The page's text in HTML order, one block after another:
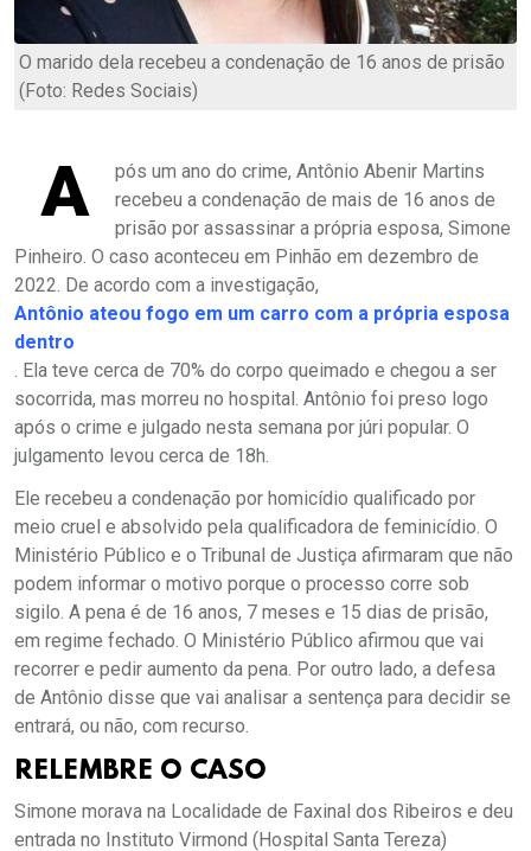
O marido dela recebeu a condenação de 16 anos de prisão
(Foto: Redes Sociais)
A
pós um ano do crime, Antônio Abenir Martins
recebeu a condenação de mais de 16 anos de
prisão por assassinar a própria esposa, Simone
Pinheiro. O caso aconteceu em Pinhão em dezembro de
2022. De acordo com a investigação,
Antônio ateou fogo em um carro com a própria esposa
dentro
. Ela teve cerca de 70% do corpo queimado e chegou a ser
socorrida, mas morreu no hospital. Antônio foi preso logo
após o crime e julgado nesta semana por júri popular. O
julgamento levou cerca de 18h.
Ele recebeu a condenação por homicídio qualificado por
meio cruel e absolvido pela qualificadora de feminicídio. O
Ministério Público e o Tribunal de Justiça afirmaram que não
podem informar o motivo porque o processo corre sob
sigilo. A pena é de 16 anos, 7 meses e 15 dias de prisão,
em regime fechado. O Ministério Público afirmou que vai
recorrer e pedir aumento da pena. Por outro lado, a defesa
de Antônio disse que vai analisar a sentença para decidir se
entrará, ou não, com recurso.
RELEMBRE O CASO
Simone morava na Localidade de Faxinal dos Ribeiros e deu
entrada no Instituto Virmond (Hospital Santa Tereza)